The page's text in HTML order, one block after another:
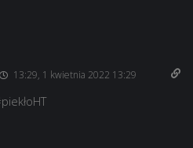
13:29, 1 kwietnia 2022 13:29